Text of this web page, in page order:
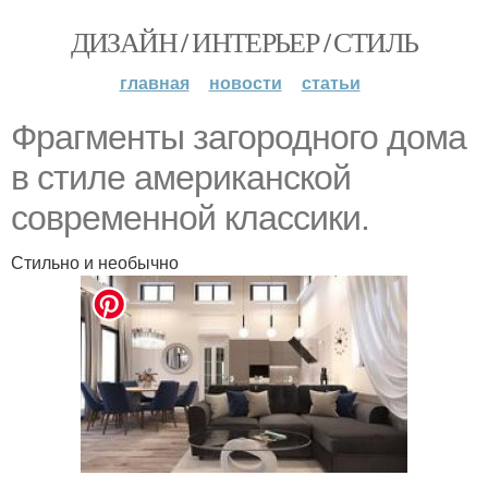
ДИЗАЙН / ИНТЕРЬЕР / СТИЛЬ
главная новости статьи
Фрагменты загородного дома
в стиле американской
современной классики.
Стильно и необычно